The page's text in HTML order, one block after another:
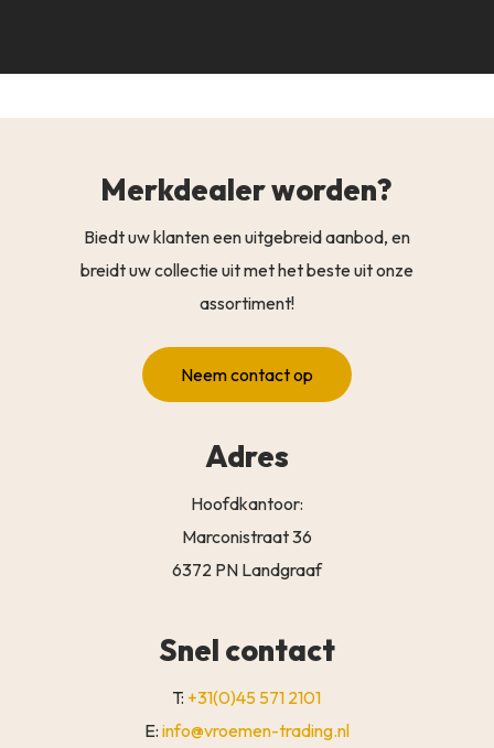
Merkdealer worden?
Biedt uw klanten een uitgebreid aanbod, en
breidt uw collectie uit met het beste uit onze
assortiment!
Neem contact op
Adres
Hoofdkantoor:
Marconistraat 36
6372 PN Landgraaf
Snel contact
T: +31(0)45 571 2101
E: info@vroemen-trading.nl